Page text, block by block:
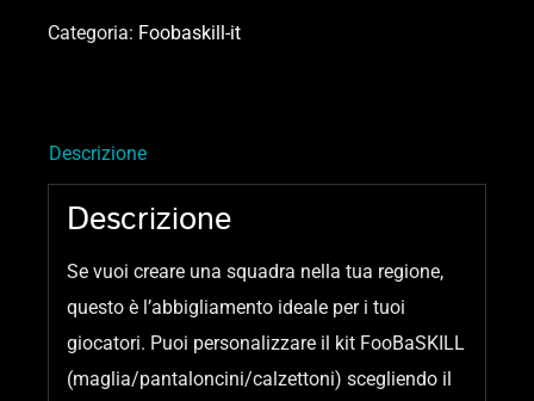
quantità
Categoria: Foobaskill-it
Descrizione
Descrizione
Se vuoi creare una squadra nella tua regione,
questo è l’abbigliamento ideale per i tuoi
giocatori. Puoi personalizzare il kit FooBaSKILL
(maglia/pantaloncini/calzettoni) scegliendo il